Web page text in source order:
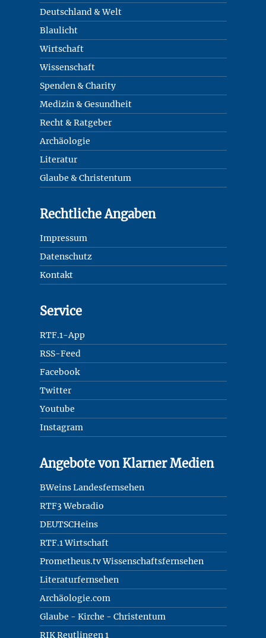
Deutschland & Welt
Blaulicht
Wirtschaft
Wissenschaft
Spenden & Charity
Medizin & Gesundheit
Recht & Ratgeber
Archäologie
Literatur
Glaube & Christentum
Rechtliche Angaben
Impressum
Datenschutz
Kontakt
Service
RTF.1-App
RSS-Feed
Facebook
Twitter
Youtube
Instagram
Angebote von Klarner Medien
BWeins Landesfernsehen
RTF3 Webradio
DEUTSCHeins
RTF.1 Wirtschaft
Prometheus.tv Wissenschaftsfernsehen
Literaturfernsehen
Archäologie.com
Glaube - Kirche - Christentum
RIK Reutlingen 1